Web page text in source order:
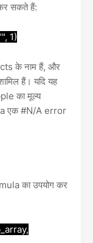
सकते हैं:
1)
के नाम हैं, और
हैं। यदि यह
का मूल्य
एक #N/A error
का उपयोग कर